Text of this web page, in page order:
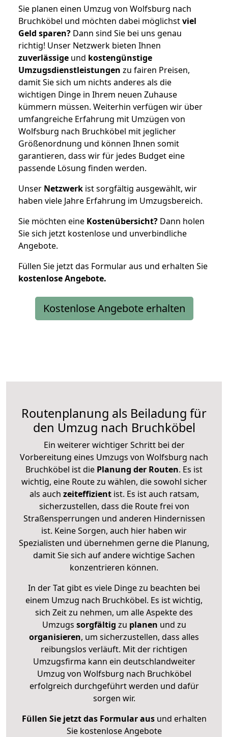
Sie planen einen Umzug von Wolfsburg nach
Bruchköbel und möchten dabei möglichstviel
Geld sparen? Dann sind Sie bei uns genau
richtig! Unser Netzwerk bieten Ihnen
zuverlässige und kostengünstige
Umzugsdienstleistungen zu fairen Preisen,
damit Sie sich um nichts anderes als die
wichtigen Dinge in Ihrem neuen Zuhause
kümmern müssen. Weiterhin verfügen wir über
umfangreiche Erfahrung mit Umzügen von
Wolfsburg nach Bruchköbel mit jeglicher
Größenordnung und können Ihnen somit
garantieren, dass wir für jedes Budget eine
passende Lösung finden werden.
Unser Netzwerk ist sorgfältig ausgewählt, wir
haben viele Jahre Erfahrung im Umzugsbereich.
Sie möchten eine Kostenübersicht? Dann holen
Sie sich jetzt kostenlose und unverbindliche
Angebote.
Füllen Sie jetzt das Formular aus und erhalten Sie
kostenloseAngebote.
Kostenlose Angebote erhalten
Routenplanung als Beiladung für
den Umzug nach Bruchköbel
Ein weiterer wichtiger Schritt bei der
Vorbereitung eines Umzugs von Wolfsburg nach
Bruchköbel ist die Planung der Routen. Es ist
wichtig, eine Route zu wählen, die sowohl sicher
als auch zeiteffizientist. Es ist auch ratsam,
sicherzustellen, dass die Route frei von
Straßensperrungen und anderen Hindernissen
ist. Keine Sorgen, auch hier haben wir
Spezialisten und übernehmen gerne die Planung,
damit Sie sich auf andere wichtige Sachen
konzentrieren können.
In der Tat gibt es viele Dinge zu beachten bei
einem Umzug nach Bruchköbel. Es ist wichtig,
sich Zeit zu nehmen, um alle Aspekte des
Umzugs sorgfältig zu planen und zu
organisieren, um sicherzustellen, dass alles
reibungslos verläuft. Mit der richtigen
Umzugsfirma kann ein deutschlandweiter
Umzug von Wolfsburg nach Bruchköbel
erfolgreich durchgeführt werden und dafür
sorgen wir.
Füllen Sie jetzt das Formular ausund erhalten
Sie kostenlose Angebote